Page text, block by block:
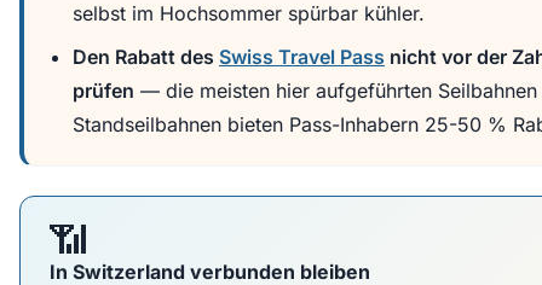
selbst im Hochsommer spürbar kühler.
Den Rabatt des Swiss Travel Pass nicht vor der
prüfen — die meisten hier aufgeführten Seilbahnen
Standseilbahnen bieten Pass-Inhabern 25-50 %
📶
In Switzerland verbunden bleiben